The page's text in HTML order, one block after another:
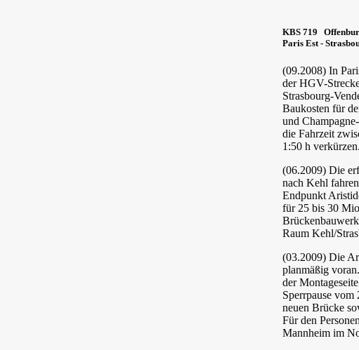
KBS 719
Paris Est -
(09.2008) In
der HGV-
Strasbourg-
Baukosten für
und
die Fahrzeit
1:50 h verkürzen.
(06.2009) Die
nach Kehl
Endpunkt
für 25 bis 30
Raum Kehl/
(03.2009) Die
planmäßig
der
Sperrpause vom
neuen Brücke
Für den
Mannheim im